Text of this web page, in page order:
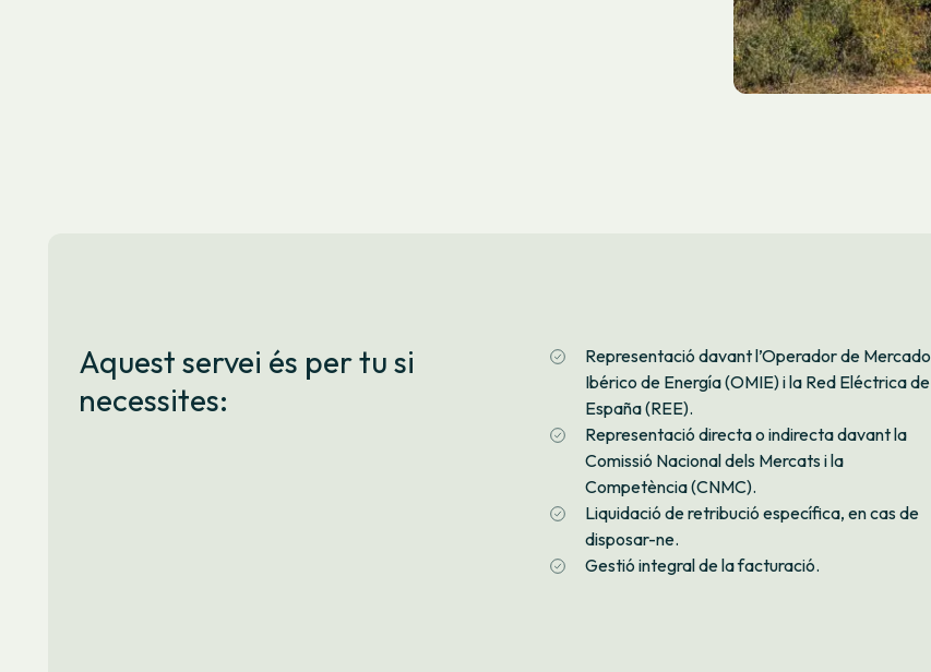
Aquest servei és per tu si
necessites:
Representació davant l’Operador de Mercado
Ibérico de Energía (OMIE) i la Red Eléctrica de
España (REE).
Representació directa o indirecta davant la
Comissió Nacional dels Mercats i la
Competència (CNMC).
Liquidació de retribució específica, en cas de
disposar-ne.
Gestió integral de la facturació.